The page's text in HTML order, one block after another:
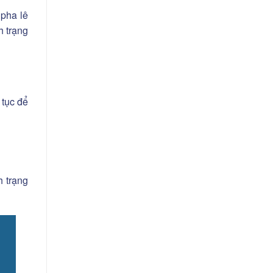
lê
trạng
để
trạng